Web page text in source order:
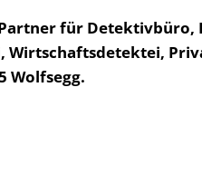
Partner für
Wolfsegg.